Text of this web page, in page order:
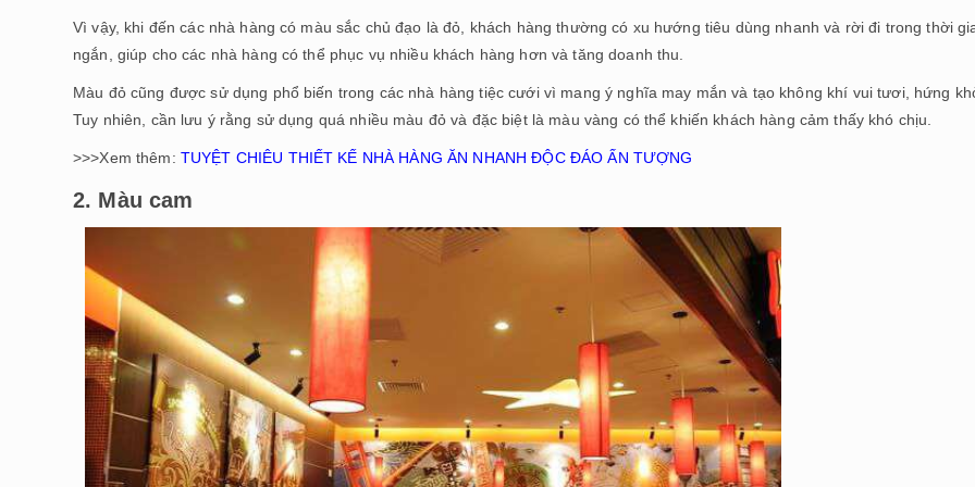
Vì vậy, khi đến các nhà hàng có màu sắc chủ đạo là đỏ, khách hàng thường có xu hướng tiêu dùng nhanh và rời đi trong thời
ngắn, giúp cho các nhà hàng có thể phục vụ nhiều khách hàng hơn và tăng doanh thu.
Màu đỏ cũng được sử dụng phổ biến trong các nhà hàng tiệc cưới vì mang ý nghĩa may mắn và tạo không khí vui tươi, hứng
Tuy nhiên, cần lưu ý rằng sử dụng quá nhiều màu đỏ và đặc biệt là màu vàng có thể khiến khách hàng cảm thấy khó chịu.
>>>Xem thêm: TUYỆT CHIÊU THIẾT KẾ NHÀ HÀNG ĂN NHANH ĐỘC ĐÁO ẤN TƯỢNG
2. Màu cam